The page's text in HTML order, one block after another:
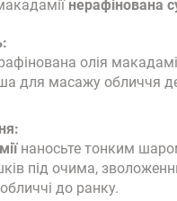
нерафінована
олія
для масажу обличчя
наносьте тонким
під очима,
до ранку.